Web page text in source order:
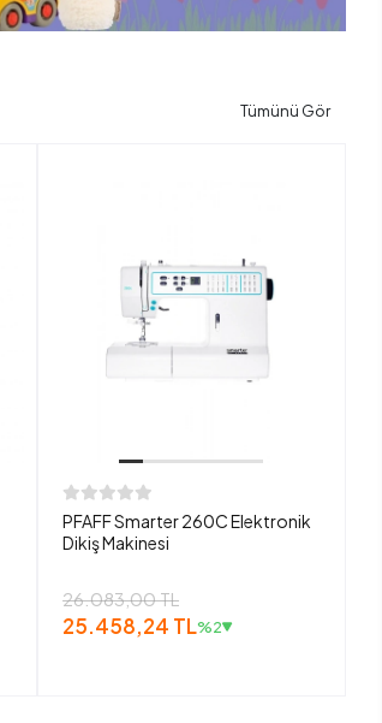
Tümünü Gör
PFAFF Smarter 260C Elektronik
Dikiş Makinesi
26.083,00 TL
25.458,24 TL%2